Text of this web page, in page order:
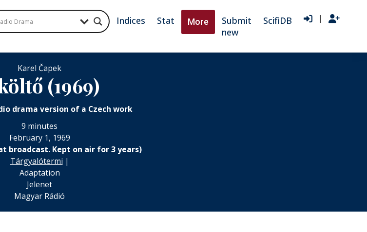
Indices Stat More
Submit
new
ScifiDB |
Karel Čapek
(1969)
drama version of a Czech work
9 minutes
February 1, 1969
broadcast. Kept on air for 3 years)
Tárgyalótermi |
Adaptation
Jelenet
Magyar Rádió